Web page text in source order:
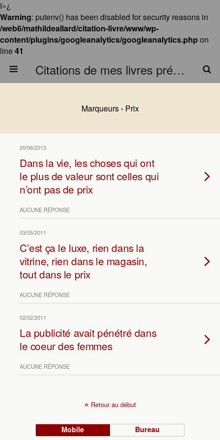
ï»¿
Warning: putenv() has been disabled for security reasons in
/web6/mathildeallard/citation-livre/www/wp-
content/plugins/googleanalytics/googleanalytics.php on
line41
Citations de mes livres préférés
Marqueurs › Prix
20/06/2013
Dans la vie, les choses qui ont
le plus de valeur sont celles qui
n’ont pas de prix
AUCUNE RÉPONSE
03/05/2011
C’est ça le luxe, rien dans la
vitrine, rien dans le magasin,
tout dans le prix
AUCUNE RÉPONSE
02/02/2011
La publicité avait pénétré dans
le coeur des femmes
AUCUNE RÉPONSE
Retour au début
Mobile Bureau